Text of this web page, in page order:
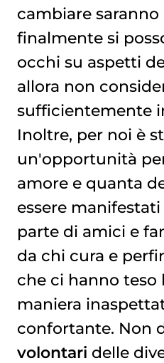
cambiare
finalmente si
occhi su aspetti
allora non
sufficientemente
Inoltre, per noi è
un'opportunità
amore e quanta
essere
parte di amici e
da chi cura e
che ci hanno teso
maniera
confortante. Non
volontari delle